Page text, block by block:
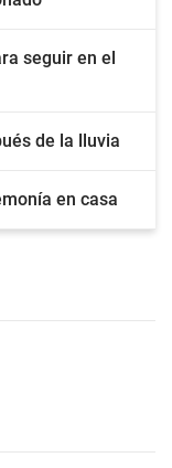
seguir en el
de la lluvia
en casa